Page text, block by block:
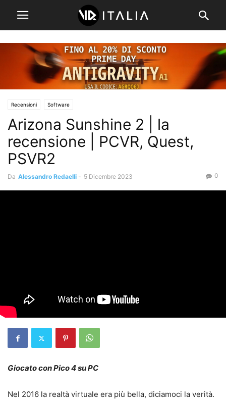
Recensioni Software
Arizona Sunshine 2 | la
recensione | PCVR, Quest,
PSVR2
Da Alessandro Redaelli - 5 Dicembre 2023 0
Giocato con Pico 4 su PC
Nel 2016 la realtà virtuale era più bella, diciamoci la verità.